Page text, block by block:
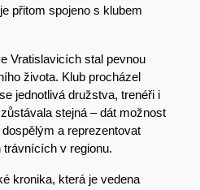
přitom spojeno s klubem
Vratislavicích stal pevnou
života. Klub procházel
jednotlivá družstva, trenéři i
stejná – dát možnost
a reprezentovat
trávnících v regionu.
kronika, která je vedena